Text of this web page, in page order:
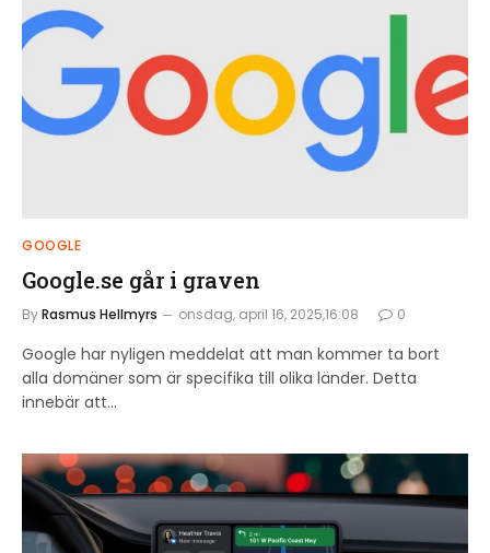
GOOGLE
Google.se går i graven
ByRasmus Hellmyrs onsdag, april 16, 2025,16:08 0
Google har nyligen meddelat att man kommer ta bort
alla domäner som är specifika till olika länder. Detta
innebär att…